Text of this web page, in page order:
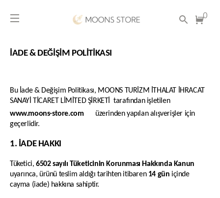
0
İADE & DEĞİŞİM POLİTİKASI
Bu İade & Değişim Politikası, MOONS TURİZM İTHALAT İHRACAT
SANAYİ TİCARET LİMİTED ŞİRKETİ
tarafından işletilen
www.moons-store.com
üzerinden yapılan alışverişler için
geçerlidir.
1. İADE HAKKI
Tüketici, 6502 sayılı Tüketicinin Korunması Hakkında Kanun
uyarınca, ürünü teslim aldığı tarihten itibaren 14 gün içinde
cayma (iade) hakkına sahiptir.